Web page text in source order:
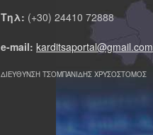
Τηλ: (+30) 24410 72888
e-mail: karditsaportal@gmail.com
ΔΙΕΥΘΥΝΣΗ ΤΣΟΜΠΑΝΙΔΗΣ ΧΡΥΣΟΣΤΟΜΟΣ